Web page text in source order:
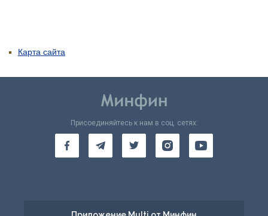
Карта сайта
Присоединяйтесь к нам в соц. сетях: